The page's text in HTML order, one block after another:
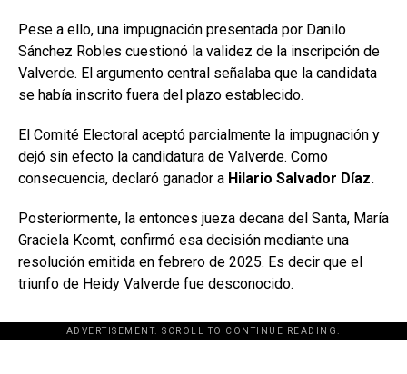
Pese a ello, una impugnación presentada por Danilo
Sánchez Robles cuestionó la validez de la inscripción de
Valverde. El argumento central señalaba que la candidata
se había inscrito fuera del plazo establecido.
El Comité Electoral aceptó parcialmente la impugnación y
dejó sin efecto la candidatura de Valverde. Como
consecuencia, declaró ganador a Hilario Salvador Díaz.
Posteriormente, la entonces jueza decana del Santa, María
Graciela Kcomt, confirmó esa decisión mediante una
resolución emitida en febrero de 2025. Es decir que el
triunfo de Heidy Valverde fue desconocido.
ADVERTISEMENT. SCROLL TO CONTINUE READING.